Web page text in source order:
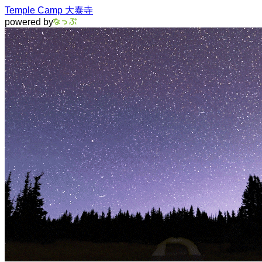
Temple Camp 大泰寺
powered by